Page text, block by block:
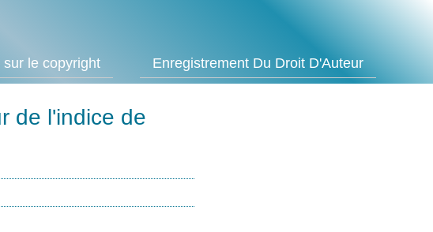
le copyright Enregistrement Du Droit D'Auteur
de l'indice de